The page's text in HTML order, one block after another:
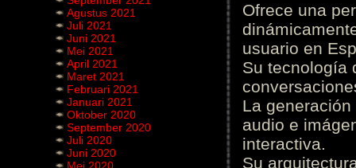
Agustus 2021
Juli 2021
Juni 2021
Mei 2021
April 2021
Maret 2021
Februari 2021
Januari 2021
Oktober 2020
September 2020
Juli 2020
Juni 2020
Ofrece una
usuario en
Su tecnología
La
audio e
interactiva.
Su